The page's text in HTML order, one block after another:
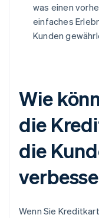
was einen
einfaches
Kunden
Wie
die
die
Wenn Sie